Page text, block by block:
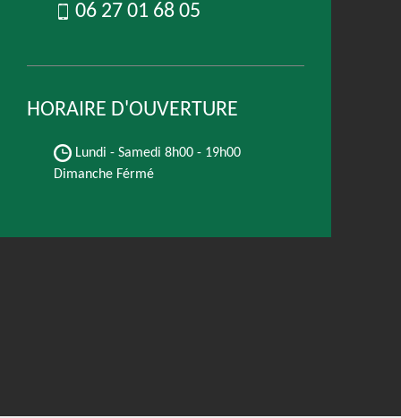
06 27 01 68 05
HORAIRE D'OUVERTURE
Lundi - Samedi 8h00 - 19h00
Dimanche Férmé